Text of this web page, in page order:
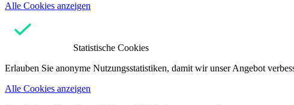
Alle Cookies anzeigen
Statistische Cookies
Erlauben Sie anonyme Nutzungsstatistiken, damit wir unser Angebot
Alle Cookies anzeigen